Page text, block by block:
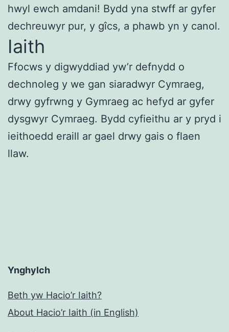
hwyl ewch amdani! Bydd yna stwff ar gyfer
dechreuwyr pur, y gîcs, a phawb yn y canol.
Iaith
Ffocws y digwyddiad yw’r defnydd o
dechnoleg y we gan siaradwyr Cymraeg,
drwy gyfrwng y Gymraeg ac hefyd ar gyfer
dysgwyr Cymraeg. Bydd cyfieithu ar y pryd i
ieithoedd eraill ar gael drwy gais o flaen
llaw.
Ynghylch
Beth yw Hacio’r Iaith?
About Hacio’r Iaith (in English)